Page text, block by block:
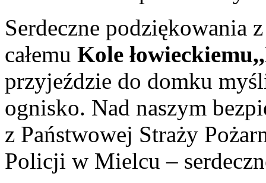
Serdeczne podziękowania
całemu Kole
przyjeździe do domku
ognisko. Nad naszym
z Państwowej Straży
Policji w Mielcu –